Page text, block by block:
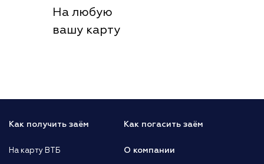
На любую
вашу карту
Как получить заём
На карту ВТБ
Как погасить заём
О компании